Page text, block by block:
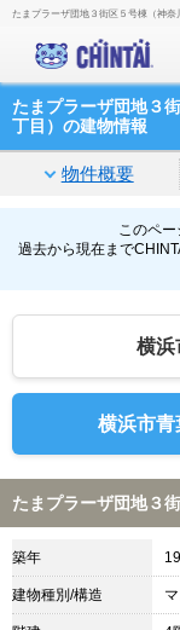
たまプラーザ団地３街区５号棟（神
たまプラーザ団地３
丁目）の建物情報
物件概要
このペ
過去から現在まで
横浜
横浜市青
たまプラーザ団地３
築年
建物種別/構造